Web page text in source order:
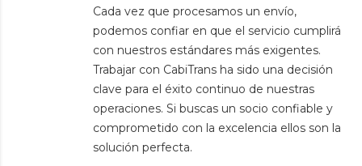
Cada vez que procesamos un envío,
podemos confiar en que el servicio cumplirá
con nuestros estándares más exigentes.
Trabajar con CabiTrans ha sido una decisión
clave para el éxito continuo de nuestras
operaciones. Si buscas un socio confiable y
comprometido con la excelencia ellos son la
solución perfecta.